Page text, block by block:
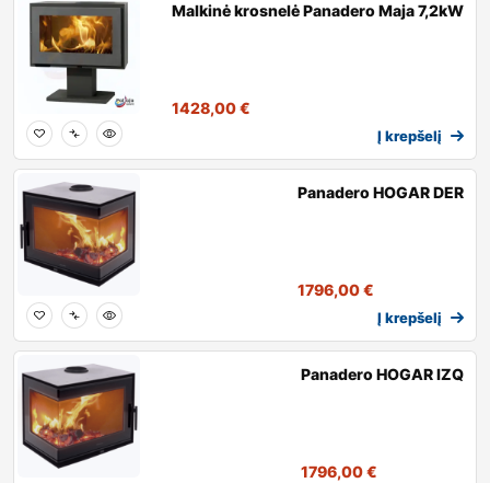
Malkinė krosnelė Panadero Maja 7,2kW
1428,00€
Į krepšelį
Panadero HOGAR DER
1796,00€
Į krepšelį
Panadero HOGAR IZQ
1796,00€